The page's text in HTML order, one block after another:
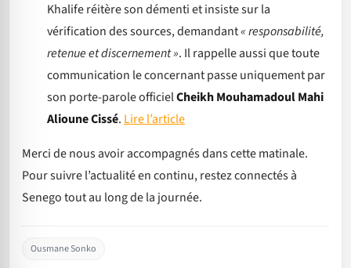
Khalife réitère son démenti et insiste sur la
vérification des sources, demandant« responsabilité,
retenue et discernement ». Il rappelle aussi que toute
communication le concernant passe uniquement par
son porte-parole officielCheikh Mouhamadoul Mahi
Alioune Cissé. Lire l’article
Merci de nous avoir accompagnés dans cette matinale.
Pour suivre l’actualité en continu, restez connectés à
Senego tout au long de la journée.
Ousmane Sonko